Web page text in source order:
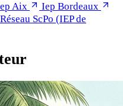
Aix
Iep Bordeaux
Réseau ScPo (IEP de